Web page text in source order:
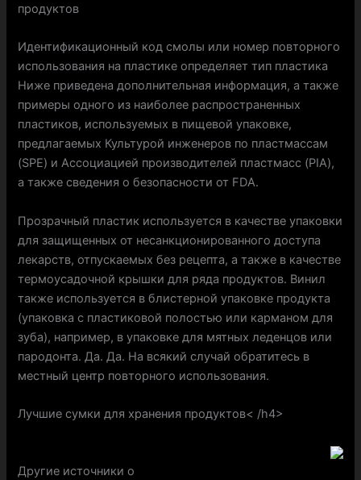
продуктов
Идентификационный код смолы или номер повторного
использования на пластике определяет тип пластика
Ниже приведена дополнительная информация, а также
примеры одного из наиболее распространенных
пластиков, используемых в пищевой упаковке,
предлагаемых Культурой инженеров по пластмассам
(SPE) и Ассоциацией производителей пластмасс (PIA),
а также сведения о безопасности от FDA.
Прозрачный пластик используется в качестве упаковки
для защищенных от несанкционированного доступа
лекарств, отпускаемых без рецепта, а также в качестве
термоусадочной крышки для ряда продуктов. Винил
также используется в блистерной упаковке продукта
(упаковка с пластиковой полостью или карманом для
зуба), например, в упаковке для мятных леденцов или
пародонта. Да. Да. На всякий случай обратитесь в
местный центр повторного использования.
Лучшие сумки для хранения продуктов< /h4>
Другие источники о